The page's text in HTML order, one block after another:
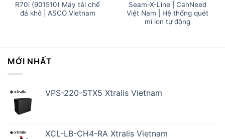
R70i (901510) Máy tái chế
đá khô | ASCO Vietnam
Seam-X-Line | CanNeed
Việt Nam | Hệ thống quét
mí lon tự động
MỚI NHẤT
VPS-220-STX5 Xtralis Vietnam
XCL-LB-CH4-RA Xtralis Vietnam